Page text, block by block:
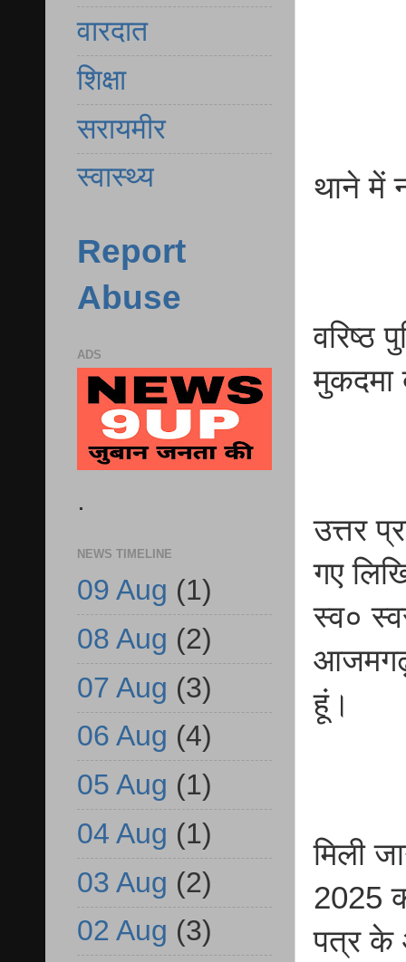
थाने में
वरिष्ठ
मुकदमा
उत्तर
गए
स्व०
आजमगढ़
हूं।
मिली
2025
पत्र के
वारदात
शिक्षा
सरायमीर
स्वास्थ्य
Report
Abuse
ADS
.
NEWS TIMELINE
09 Aug (1)
08 Aug (2)
07 Aug (3)
06 Aug (4)
05 Aug (1)
04 Aug (1)
03 Aug (2)
02 Aug (3)